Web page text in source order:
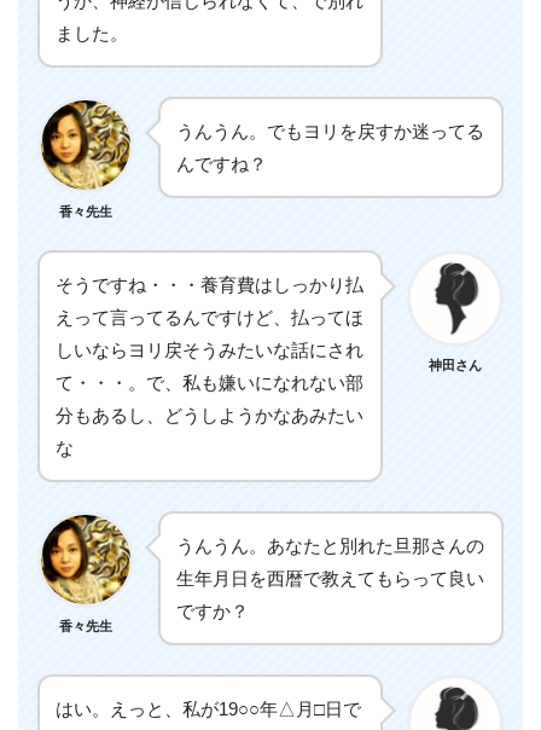
ました。
香々先生
うんうん。でもヨリを戻すか迷ってる
んですね？
そうですね・・・養育費はしっかり払
えって言ってるんですけど、払ってほ
しいならヨリ戻そうみたいな話にされ
て・・・。で、私も嫌いになれない部
分もあるし、どうしようかなあみたい
な
神田さん
香々先生
うんうん。あなたと別れた旦那さんの
生年月日を西暦で教えてもらって良い
ですか？
はい。えっと、私が19○○年△月□日で